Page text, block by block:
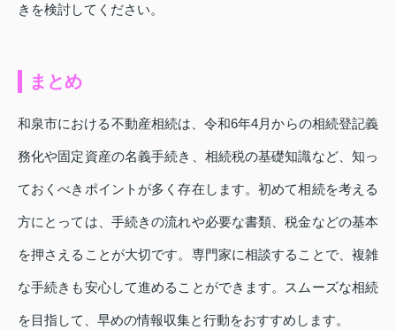
きを検討してください。
まとめ
和泉市における不動産相続は、令和6年4月からの相続登記義
務化や固定資産の名義手続き、相続税の基礎知識など、知っ
ておくべきポイントが多く存在します。初めて相続を考える
方にとっては、手続きの流れや必要な書類、税金などの基本
を押さえることが大切です。専門家に相談することで、複雑
な手続きも安心して進めることができます。スムーズな相続
を目指して、早めの情報収集と行動をおすすめします。